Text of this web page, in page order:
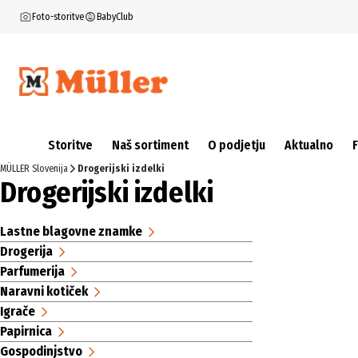
Foto-storitve BabyClub
Storitve Naš sortiment O podjetju Aktualno
MÜLLER Slovenija Drogerijski izdelki
Drogerijski izdelki
Lastne blagovne znamke
Drogerija
Parfumerija
Naravni kotiček
Igrače
Papirnica
Gospodinjstvo